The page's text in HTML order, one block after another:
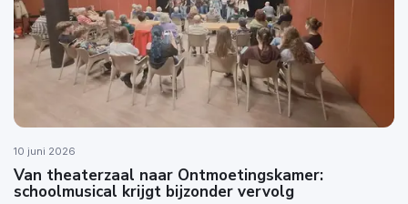
10 juni 2026
Van theaterzaal naar Ontmoetingskamer:
schoolmusical krijgt bijzonder vervolg